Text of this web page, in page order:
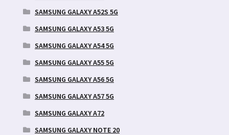
SAMSUNG GALAXY A52S 5G
SAMSUNG GALAXY A53 5G
SAMSUNG GALAXY A54 5G
SAMSUNG GALAXY A55 5G
SAMSUNG GALAXY A56 5G
SAMSUNG GALAXY A57 5G
SAMSUNG GALAXY A72
SAMSUNG GALAXY NOTE 20